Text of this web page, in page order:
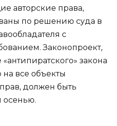
авторские права,
по решению суда в
с
Законопроект,
закона
на все объекты
должен быть
осенью.